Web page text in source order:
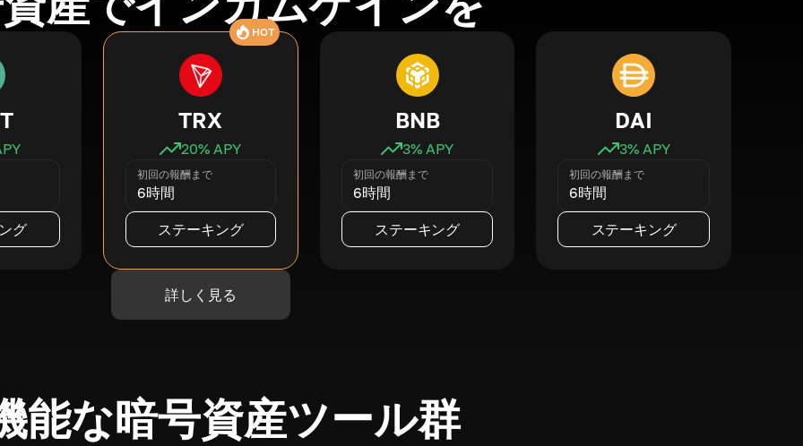
グ
HOT
TRX
20% APY
初回の報酬まで
6時間
ステーキング
BNB
3% APY
初回の報酬まで
6時間
ステーキング
DAI
3% APY
初回の報酬まで
6時間
ステーキング
詳しく見る
能な暗号資産ツール群